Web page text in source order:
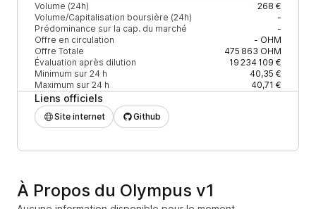
Volume (24h)
268 €
Volume/Capitalisation boursière (24h)
-
Prédominance sur la cap. du marché
-
Offre en circulation
- OHM
Offre Totale
475 863 OHM
Évaluation après dilution
19 234 109 €
Minimum sur 24 h
40,35 €
Maximum sur 24 h
40,71 €
Liens officiels
Site internet Github
À Propos du Olympus v1